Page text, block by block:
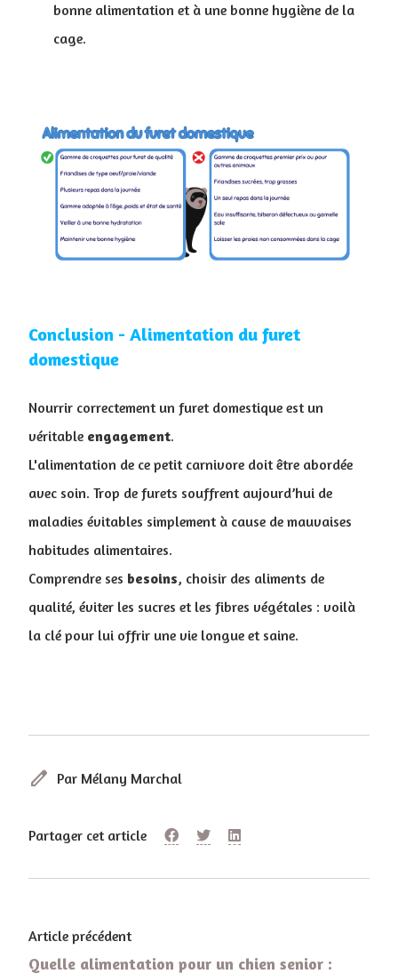
bonne alimentation et à une bonne hygiène de la
cage.
Conclusion - ​Alimentation du furet
domestique
Nourrir correctement un furet domestique est un
véritable engagement.
L'alimentation de ce petit carnivore doit être abordée
avec soin. Trop de furets souffrent aujourd’hui de
maladies évitables simplement à cause de mauvaises
habitudes alimentaires.
Comprendre ses besoins, choisir des aliments de
qualité, éviter les sucres et les fibres végétales : voilà
la clé pour lui offrir une vie longue et saine.
edit Par Mélany Marchal
Partager cet article
Article précédent
Quelle alimentation pour un chien senior :